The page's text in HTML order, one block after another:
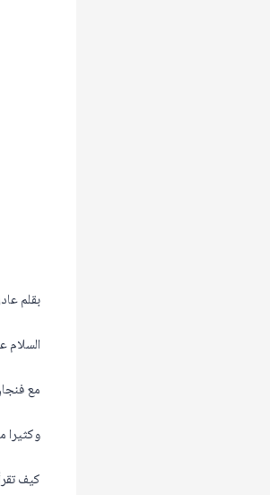
بقلم
السلام
مع
وكثيرا
كيف